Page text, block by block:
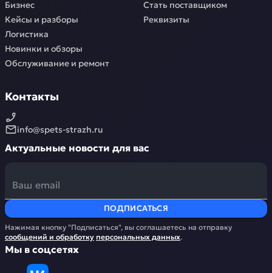
Бизнес
Кейсы и разборы
Логистика
Новинки и обзоры
Обслуживание и ремонт
Стать поставщиком
Реквизиты
Контакты
info@spets-strazh.ru
Актуальные новости для вас
ПОДПИСАТЬСЯ
Нажимая кнопку "Подписаться", вы соглашаетесь на отправку
сообщений и обработку персональных данных.
Мы в соцсетях